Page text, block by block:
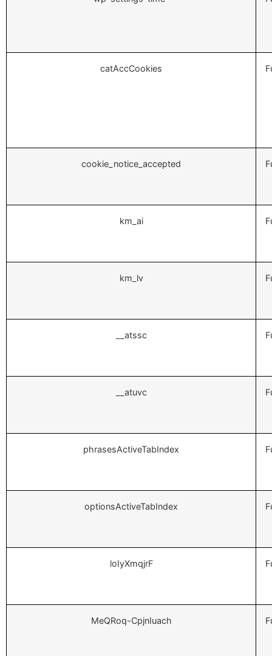
catAccCookies
cookie_notice_accepted
km_ai
km_lv
__atssc
__atuvc
phrasesActiveTabIndex
optionsActiveTabIndex
loIyXmqjrF
MeQRoq-CpjnIuach